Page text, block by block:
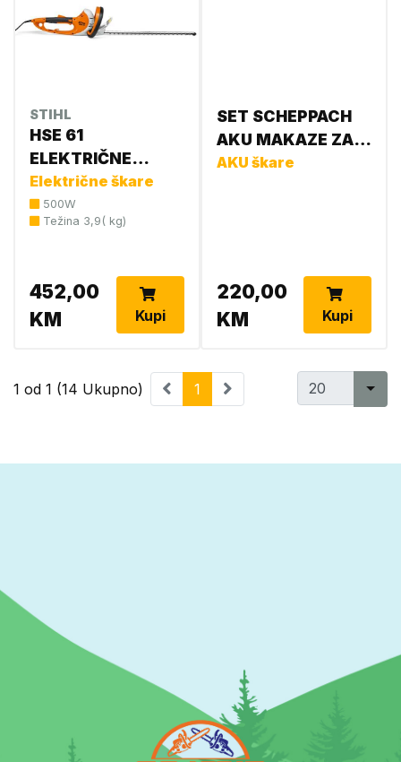
STIHL
HSE 61
ELEKTRIČNE
ŠKARE ZA ŽIVICU
4812 011 3503
Električne škare
500W
Težina 3,9( kg)
452,00
KM
Kupi
SET SCHEPPACH
AKU MAKAZE ZA
OREZIVANJE
AKU škare
220,00
KM
Kupi
1 od 1 (14 Ukupno) 1